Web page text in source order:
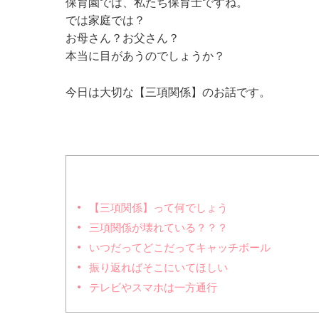
保育園では、私たち保育士ですね。
では家庭では？
お母さん？お父さん？
本当に目があうのでしょうか？
今日は大切な【三項関係】のお話です。
【三項関係】って何でしょう
三項関係が壊れている？？？
いつだってどこだってキャッチボール
振り返ればそこにいてほしい
テレビやスマホは一方通行